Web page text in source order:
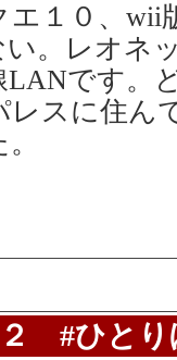
１０、wii
。レオネ
LANです。
レスに住ん
#ひとり